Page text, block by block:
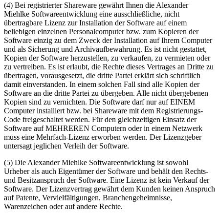
(4) Bei registrierter Shareware gewährt Ihnen die Alexander
Miehlke Softwareentwicklung eine ausschließliche, nicht
übertragbare Lizenz zur Installation der Software auf einem
beliebigen einzelnen Personalcomputer bzw. zum Kopieren der
Software einzig zu dem Zweck der Installation auf Ihrem Computer
und als Sicherung und Archivaufbewahrung. Es ist nicht gestattet,
Kopien der Software herzustellen, zu verkaufen, zu vermieten oder
zu vertreiben. Es ist erlaubt, die Rechte dieses Vertrages an Dritte zu
übertragen, vorausgesetzt, die dritte Partei erklärt sich schriftlich
damit einverstanden. In einem solchen Fall sind alle Kopien der
Software an die dritte Partei zu übergeben. Alle nicht übergebenen
Kopien sind zu vernichten. Die Software darf nur auf EINEM
Computer installiert bzw. bei Shareware mit dem Registrierungs-
Code freigeschaltet werden. Für den gleichzeitigen Einsatz der
Software auf MEHREREN Computern oder in einem Netzwerk
muss eine Mehrfach-Lizenz erworben werden. Der Lizenzgeber
untersagt jeglichen Verleih der Software.
(5) Die Alexander Miehlke Softwareentwicklung ist sowohl
Urheber als auch Eigentümer der Software und behält den Rechts-
und Besitzanspruch der Software. Eine Lizenz ist kein Verkauf der
Software. Der Lizenzvertrag gewährt dem Kunden keinen Anspruch
auf Patente, Vervielfältigungen, Branchengeheimnisse,
Warenzeichen oder auf andere Rechte.